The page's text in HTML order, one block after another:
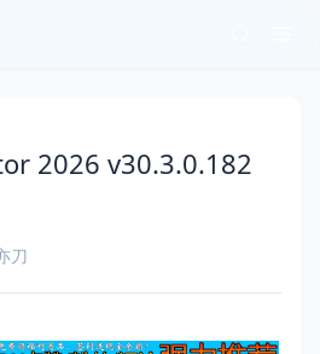
2026 v30.3.0.182
刀